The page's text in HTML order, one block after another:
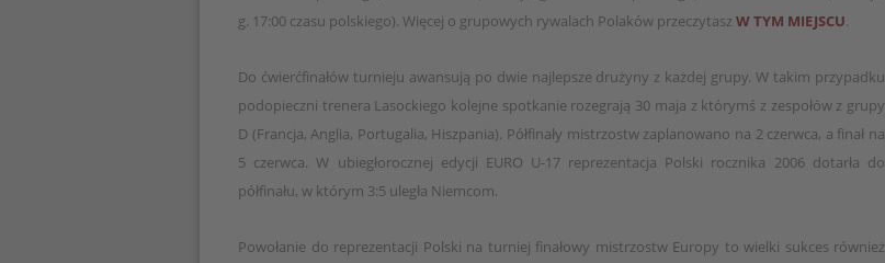
g. 17:00 czasu polskiego). Więcej o grupowych rywalach Polaków przeczytasz W TYM MIEJSCU.
Do ćwierćfinałów turnieju awansują po dwie najlepsze drużyny z każdej grupy. W takim przypadku
podopieczni trenera Lasockiego kolejne spotkanie rozegrają 30 maja z którymś z zespołów z grupy
D (Francja, Anglia, Portugalia, Hiszpania). Półfinały mistrzostw zaplanowano na 2 czerwca, a finał na
5 czerwca. W ubiegłorocznej edycji EURO U-17 reprezentacja Polski rocznika 2006 dotarła do
półfinału, w którym 3:5 uległa Niemcom.
Powołanie do reprezentacji Polski na turniej finałowy mistrzostw Europy to wielki sukces również